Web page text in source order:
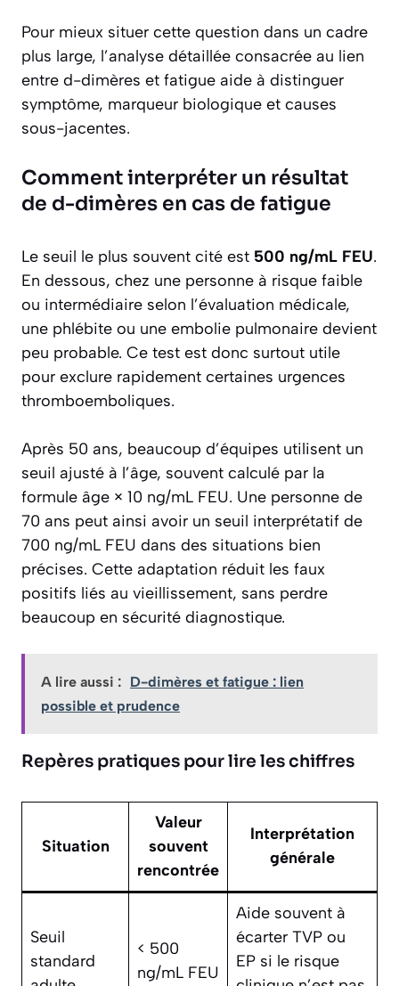
Pour mieux situer cette question dans un cadre
plus large, l’analyse détaillée consacrée au lien
entre d-dimères et fatigue aide à distinguer
symptôme, marqueur biologique et causes
sous-jacentes.
Comment interpréter un résultat
de d-dimères en cas de fatigue
Le seuil le plus souvent cité est 500 ng/mL FEU.
En dessous, chez une personne à risque faible
ou intermédiaire selon l’évaluation médicale,
une phlébite ou une embolie pulmonaire devient
peu probable. Ce test est donc surtout utile
pour exclure rapidement certaines urgences
thromboemboliques.
Après 50 ans, beaucoup d’équipes utilisent un
seuil ajusté à l’âge, souvent calculé par la
formule âge × 10 ng/mL FEU. Une personne de
70 ans peut ainsi avoir un seuil interprétatif de
700 ng/mL FEU dans des situations bien
précises. Cette adaptation réduit les faux
positifs liés au vieillissement, sans perdre
beaucoup en sécurité diagnostique.
A lire aussi : D-dimères et fatigue : lien
possible et prudence
Repères pratiques pour lire les chiffres
Situation
Valeur
souvent
rencontrée
Interprétation
générale
Seuil
standard
< 500
ng/mL FEU
Aide souvent à
écarter TVP ou
EP si le risque